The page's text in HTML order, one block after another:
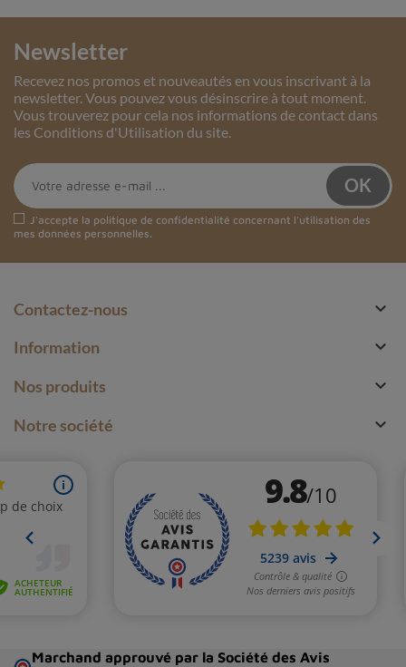
Newsletter
Recevez nos promos et nouveautés en vous inscrivant à la
newsletter. Vous pouvez vous désinscrire à tout moment.
Vous trouverez pour cela nos informations de contact dans
les Conditions d'Utilisation du site.
J'accepte la politique de confidentialité concernant l'utilisation des
mes données personnelles.
Contactez-nous 
Information 
Nos produits 
Notre société 
Marchand approuvé par la Société des Avis